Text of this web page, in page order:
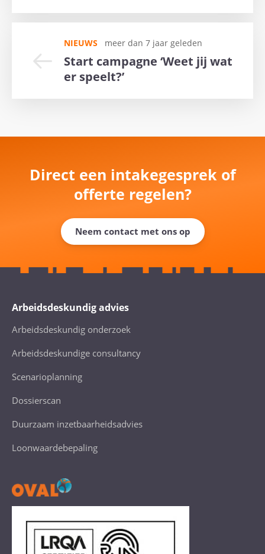
NIEUWS meer dan 7 jaar geleden
Start campagne ‘Weet jij wat
er speelt?’
Direct een intakegesprek of
offerte regelen?
Neem contact met ons op
Arbeidsdeskundig advies
Arbeidsdeskundig onderzoek
Arbeidsdeskundige consultancy
Scenarioplanning
Dossierscan
Duurzaam inzetbaarheidsadvies
Loonwaardebepaling